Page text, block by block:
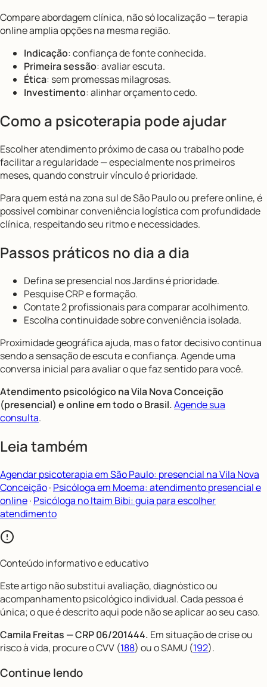
Compare abordagem clínica, não só localização — terapia
online amplia opções na mesma região.
Indicação: confiança de fonte conhecida.
Primeira sessão: avaliar escuta.
Ética: sem promessas milagrosas.
Investimento: alinhar orçamento cedo.
Como a psicoterapia pode ajudar
Escolher atendimento próximo de casa ou trabalho pode
facilitar a regularidade — especialmente nos primeiros
meses, quando construir vínculo é prioridade.
Para quem está na zona sul de São Paulo ou prefere online, é
possível combinar conveniência logística com profundidade
clínica, respeitando seu ritmo e necessidades.
Passos práticos no dia a dia
Defina se presencial nos Jardins é prioridade.
Pesquise CRP e formação.
Contate 2 profissionais para comparar acolhimento.
Escolha continuidade sobre conveniência isolada.
Proximidade geográfica ajuda, mas o fator decisivo continua
sendo a sensação de escuta e confiança. Agende uma
conversa inicial para avaliar o que faz sentido para você.
Atendimento psicológico na Vila Nova Conceição
(presencial) e online em todo o Brasil.Agende sua
consulta.
Leia também
Agendar psicoterapia em São Paulo: presencial na Vila Nova
Conceição· Psicóloga em Moema: atendimento presencial e
online· Psicóloga no Itaim Bibi: guia para escolher
atendimento
Conteúdo informativo e educativo
Este artigo não substitui avaliação, diagnóstico ou
acompanhamento psicológico individual. Cada pessoa é
única; o que é descrito aqui pode não se aplicar ao seu caso.
Camila Freitas — CRP 06/201444. Em situação de crise ou
risco à vida, procure o CVV (188) ou o SAMU (192).
Continue lendo